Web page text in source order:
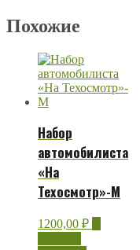
Похожие
Набор
автомобилиста
«На
Техосмотр»-М
1200,00 ₽